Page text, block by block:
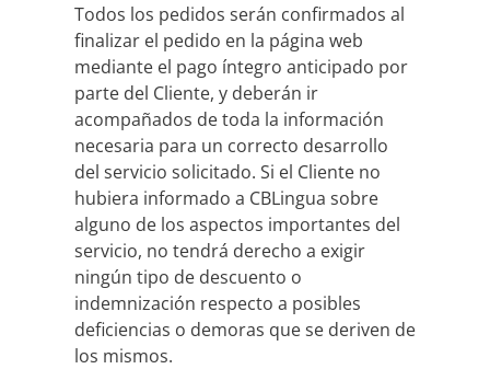
Todos los pedidos serán confirmados al
finalizar el pedido en la página web
mediante el pago íntegro anticipado por
parte del Cliente, y deberán ir
acompañados de toda la información
necesaria para un correcto desarrollo
del servicio solicitado. Si el Cliente no
hubiera informado a CBLingua sobre
alguno de los aspectos importantes del
servicio, no tendrá derecho a exigir
ningún tipo de descuento o
indemnización respecto a posibles
deficiencias o demoras que se deriven de
los mismos.